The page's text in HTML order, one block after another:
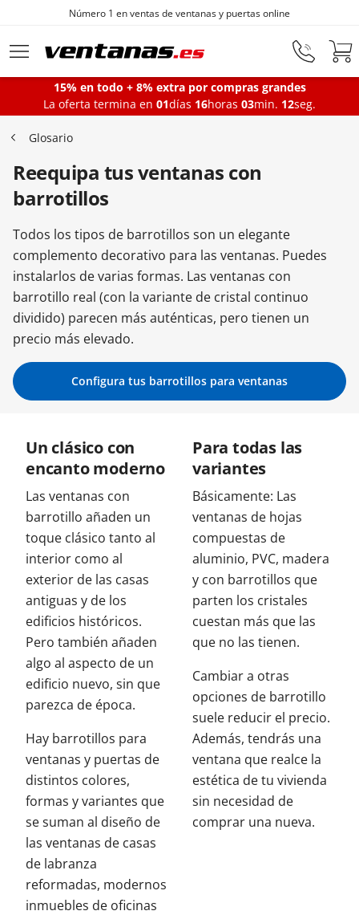
Ir al contenido principal
Número 1 en ventas de ventanas y puertas online
Ventanas
Balconeras
Puertas Entrada
Puertas de garaje
Iniciar sesión
15% en todo + 8% extra por compras grandes
La oferta termina en 01días 16horas 03min. 12seg.
Glosario
Reequipa tus ventanas con
barrotillos
Todos los tipos de barrotillos son un elegante
complemento decorativo para las ventanas. Puedes
instalarlos de varias formas. Las ventanas con
barrotillo real (con la variante de cristal continuo
dividido) parecen más auténticas, pero tienen un
precio más elevado.
Configura tus barrotillos para ventanas
Un clásico con
encanto moderno
Las ventanas con
barrotillo añaden un
toque clásico tanto al
interior como al
exterior de las casas
antiguas y de los
edificios históricos.
Pero también añaden
algo al aspecto de un
edificio nuevo, sin que
parezca de época.
Hay barrotillos para
ventanas y puertas de
distintos colores,
formas y variantes que
se suman al diseño de
las ventanas de casas
de labranza
reformadas, modernos
inmuebles de oficinas
Para todas las
variantes
Básicamente: Las
ventanas de hojas
compuestas de
aluminio, PVC, madera
y con barrotillos que
parten los cristales
cuestan más que las
que no las tienen.
Cambiar a otras
opciones de barrotillo
suele reducir el precio.
Además, tendrás una
ventana que realce la
estética de tu vivienda
sin necesidad de
comprar una nueva.